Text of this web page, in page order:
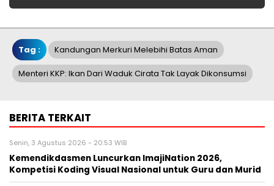
Tag : Kandungan Merkuri Melebihi Batas Aman
Menteri KKP: Ikan Dari Waduk Cirata Tak Layak Dikonsumsi
BERITA TERKAIT
Senin, 3 Agustus 2026 - 20:53 WIB
Kemendikdasmen Luncurkan ImajiNation 2026,
Kompetisi Koding Visual Nasional untuk Guru dan Murid